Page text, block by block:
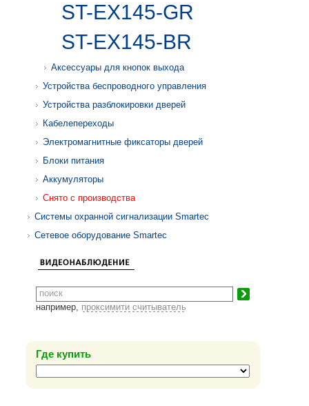
ST-EX145-GR
ST-EX145-BR
Аксессуары для кнопок выхода
Устройства беспроводного управления
Устройства разблокировки дверей
Кабелепереходы
Электромагнитные фиксаторы дверей
Блоки питания
Аккумуляторы
Снято с производства
Системы охранной сигнализации Smartec
Сетевое оборудование Smartec
например, проксимити считыватель
Где купить